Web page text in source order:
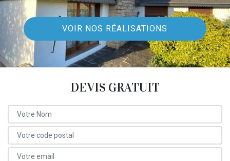
VOIR NOS RÉALISATIONS
DEVIS GRATUIT